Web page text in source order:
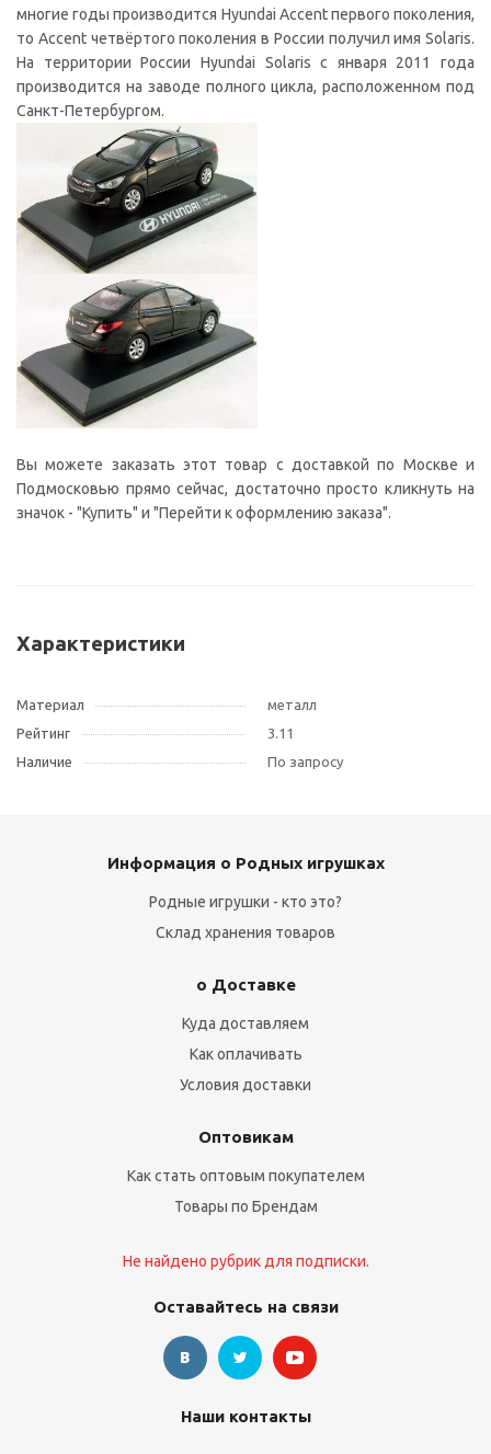
многие годы производится Hyundai Accent первого поколения,
то Accent четвёртого поколения в России получил имя Solaris.
На территории России Hyundai Solaris с января 2011 года
производится на заводе полного цикла, расположенном под
Санкт-Петербургом.
Вы можете заказать этот товар с доставкой по Москве и
Подмосковью прямо сейчас, достаточно просто кликнуть на
значок - "Купить" и "Перейти к оформлению заказа".
Характеристики
Материал
металл
Рейтинг
3.11
Наличие
По запросу
Информация о Родных игрушках
Родные игрушки - кто это?
Склад хранения товаров
о Доставке
Куда доставляем
Как оплачивать
Условия доставки
Оптовикам
Как стать оптовым покупателем
Товары по Брендам
Не найдено рубрик для подписки.
Оставайтесь на связи
Наши контакты